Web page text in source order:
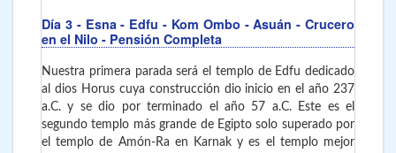
Día 3 - Esna - Edfu - Kom Ombo - Asuán - Crucero
en el Nilo - Pensión Completa
Nuestra primera parada será el templo de Edfu dedicado
al dios Horus cuya construcción dio inicio en el año 237
a.C. y se dio por terminado el año 57 a.C. Este es el
segundo templo más grande de Egipto solo superado por
el templo de Amón-Ra en Karnak y es el templo mejor